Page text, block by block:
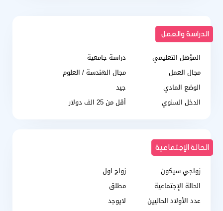
الدراسة والعمل
المؤهل التعليمي
دراسة جامعية
مجال العمل
مجال الهندسة / العلوم
الوضع المادي
جيد
الدخل السنوي
أقل من 25 الف دولار
الحالة الإجتماعية
زواجي سيكون
زواج اول
الحالة الإجتماعية
مطلق
عدد الأولاد الحاليين
لايوجد